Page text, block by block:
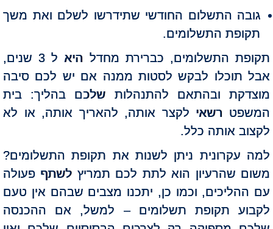
גובה התשלום החודשי שתידרשו לשלם ואת משך
תקופת התשלומים.
תקופת התשלומים, כברירת מחדל היא ל 3 שנים,
אבל תוכלו לבקש לסטות ממנה אם יש לכם סיבה
מוצדקת ובהתאם להתנהלות שלכם בהליך: בית
המשפט רשאי לקצר אותה, להאריך אותה, או לא
לקצוב אותה כלל.
למה עקרונית ניתן לשנות את תקופת התשלומים?
משום שהרעיון הוא לתת לכם תמריץ לשתף פעולה
עם ההליכים, וכמו כן, יתכנו מצבים שבהם אין טעם
לקבוע תקופת תשלומים – למשל, אם ההכנסה